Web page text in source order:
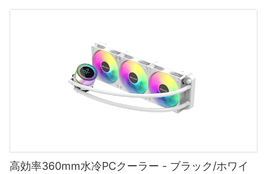
高効率360mm水冷PCクーラー - ブラック/ホワイ